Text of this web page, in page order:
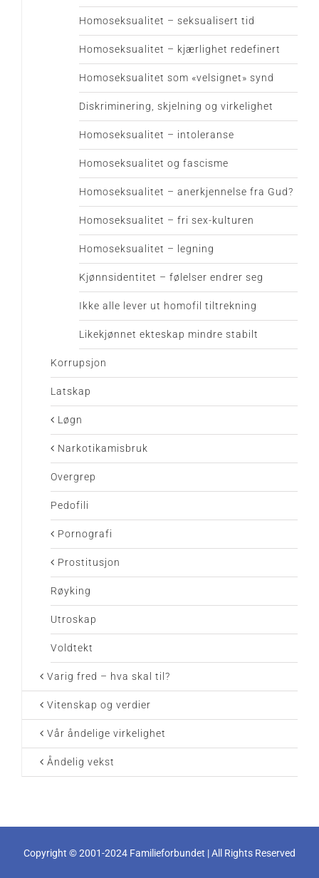
Homoseksualitet – seksualisert tid
Homoseksualitet – kjærlighet redefinert
Homoseksualitet som «velsignet» synd
Diskriminering, skjelning og virkelighet
Homoseksualitet – intoleranse
Homoseksualitet og fascisme
Homoseksualitet – anerkjennelse fra Gud?
Homoseksualitet – fri sex-kulturen
Homoseksualitet – legning
Kjønnsidentitet – følelser endrer seg
Ikke alle lever ut homofil tiltrekning
Likekjønnet ekteskap mindre stabilt
Korrupsjon
Latskap
Løgn
Narkotikamisbruk
Overgrep
Pedofili
Pornografi
Prostitusjon
Røyking
Utroskap
Voldtekt
Varig fred – hva skal til?
Vitenskap og verdier
Vår åndelige virkelighet
Åndelig vekst
Copyright © 2001-2024 Familieforbundet | All Rights Reserved